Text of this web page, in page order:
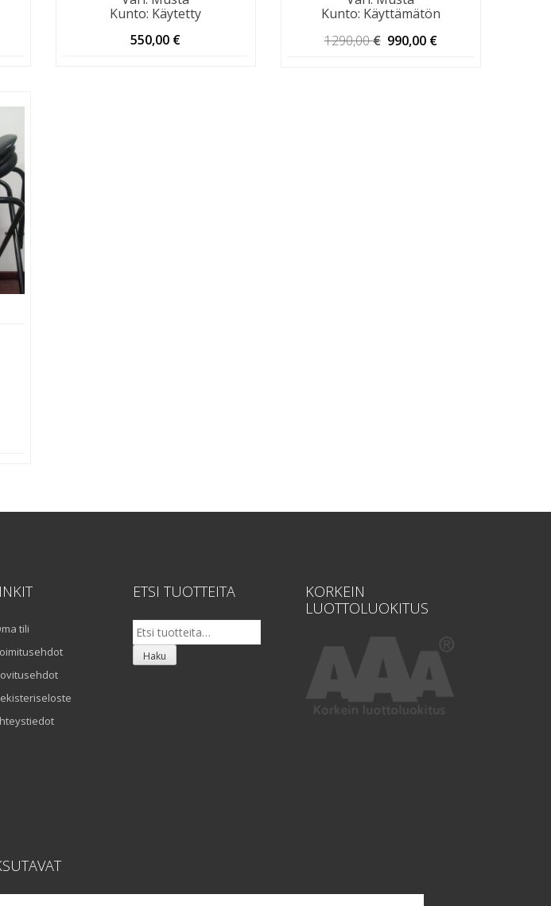
Kunto: Käytetty
550,00 €
Kunto: Käyttämätön
1290,00€ Alkuperäinen
990,00 €
tili
ETSI TUOTTEITA
Etsi:
Haku
KORKEIN
LUOTTOLUOKITUS